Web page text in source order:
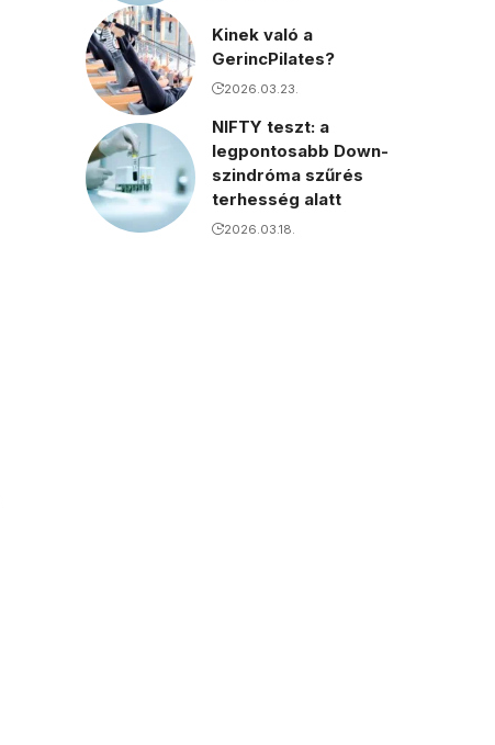
Kinek való a
GerincPilates?
2026.03.23.
NIFTY teszt: a
legpontosabb Down-
szindróma szűrés
terhesség alatt
2026.03.18.